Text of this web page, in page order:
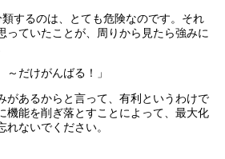
するのは、とても危険なのです。それ
っていたことが、周りから見たら強みに
～だけがんばる！」
があるからと言って、有利というわけで
機能を削ぎ落とすことによって、最大化
ないでください。